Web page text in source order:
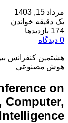
مرداد 15, 1403
یک دقیقه خواندن
174 بازدیدها
0 دیدگاه
هشتمین کنفرانس
هوش مصنوعی
on
Computer,